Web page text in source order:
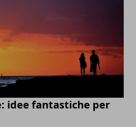
idee fantastiche per